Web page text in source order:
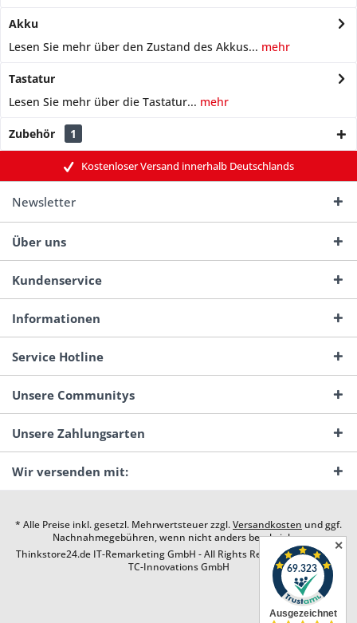
Akku
Lesen Sie mehr über den Zustand des Akkus... mehr
Tastatur
Lesen Sie mehr über die Tastatur... mehr
Zubehör 1
Kostenloser Versand innerhalb Deutschlands
Newsletter
Über uns
Kundenservice
Informationen
Service Hotline
Unsere Communitys
Unsere Zahlungsarten
Wir versenden mit:
* Alle Preise inkl. gesetzl. Mehrwertsteuer zzgl.Versandkosten und ggf.
Nachnahmegebühren, wenn nicht anders beschrieben
Thinkstore24.de IT-Remarketing GmbH - All Rights Reserved. Design by
TC-Innovations GmbH
✕